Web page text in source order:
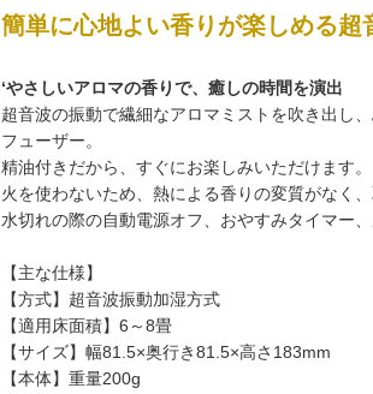
簡単に心地よい香りが楽しめる超
‘やさしいアロマの香りで、癒しの時間を演出
超音波の振動で繊細なアロマミストを吹き出し
フューザー。
精油付きだから、すぐにお楽しみいただけます。
火を使わないため、熱による香りの変質がなく、
水切れの際の自動電源オフ、おやすみタイマー
【主な仕様】
【方式】超音波振動加湿方式
【適用床面積】6～8畳
【サイズ】幅81.5×奥行き81.5×高さ183mm
【本体】重量200g